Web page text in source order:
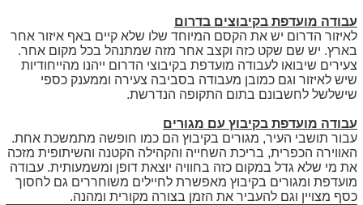
עבודה מועדפת בקיבוצים בדרום
לאיזור הדרום יש את הקסם המיוחד שלו שלא קיים באף איזור אחר
בארץ. יש שם שקט כזה וקצב אחר מזה שמתנהל בכל מקום אחר.
צעירים שיבואו לעבודה מועדפת בקיבוצי הדרום ייהנו מהייחודיות
שיש לאיזור וגם כמובן מעבודה בסביבה צעירה וממענק כספי
שישלשל לחשבונם בתום התקופה הנדרשת.
עבודה מועדפת בקיבוץ עם מגורים
עבור תושבי העיר, מגורים בקיבוץ הם כמו חופשה מתמשכת אחת.
האווירה הכפרית, בריכת השחייה והקהילה הקטנה והשיתופית מזכה
את מי שלא גדל במקום כזה בחוויה יוצאת דופן ומשמעותית. עבודה
מועדפת ומגורים בקיבוץ מאפשרת לחיילים משוחררים גם לחסוך
כסף מצויין וגם להעביר את הזמן בצורה מקורית ומהנה.